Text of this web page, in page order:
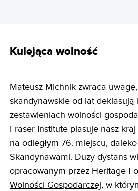
Kulejąca wolność
Mateusz Michnik zwraca
skandynawskie od lat deklasują
zestawieniach wolności
Fraser Institute plasuje nasz
na odległym 76. miejscu,
Skandynawami. Duży dystans
opracowanym przez Heritage
Wolności Gospodarczej, w